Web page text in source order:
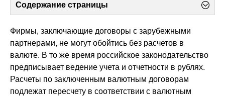
Содержание страницы
Фирмы, заключающие договоры с зарубежными
партнерами, не могут обойтись без расчетов в
валюте. В то же время российское законодательство
предписывает ведение учета и отчетности в рублях.
Расчеты по заключенным валютным договорам
подлежат пересчету в соответствии с валютным